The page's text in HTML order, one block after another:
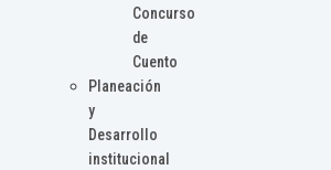
Concurso
de
Cuento
Planeación
y
Desarrollo
institucional